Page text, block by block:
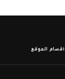
أقسام الموقع